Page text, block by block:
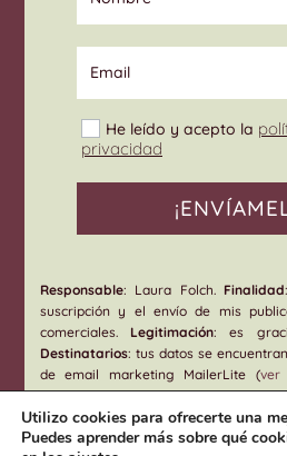
Email
Select Options
He leído y acepto la
privacidad
Responsable: Laura Folch. Finalidad
suscripción y el envío de mis
comerciales. Legitimación: es
Destinatarios: tus datos se
de email marketing MailerLite (ver
MailerLite). Podrás ejercer tus
limitación o suprimir tus
info@laurafolchsole.com. Información
Utilizo cookies para ofrecerte una
Puedes aprender más sobre qué